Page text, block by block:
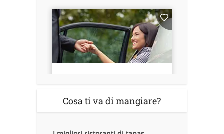
Cosa ti va di mangiare?